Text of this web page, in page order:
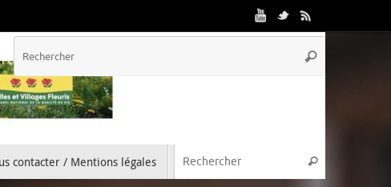
contacter / Mentions légales